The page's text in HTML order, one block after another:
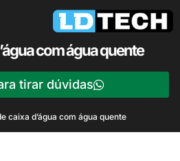
com água quente
tirar dúvidas
caixa d’água com água quente